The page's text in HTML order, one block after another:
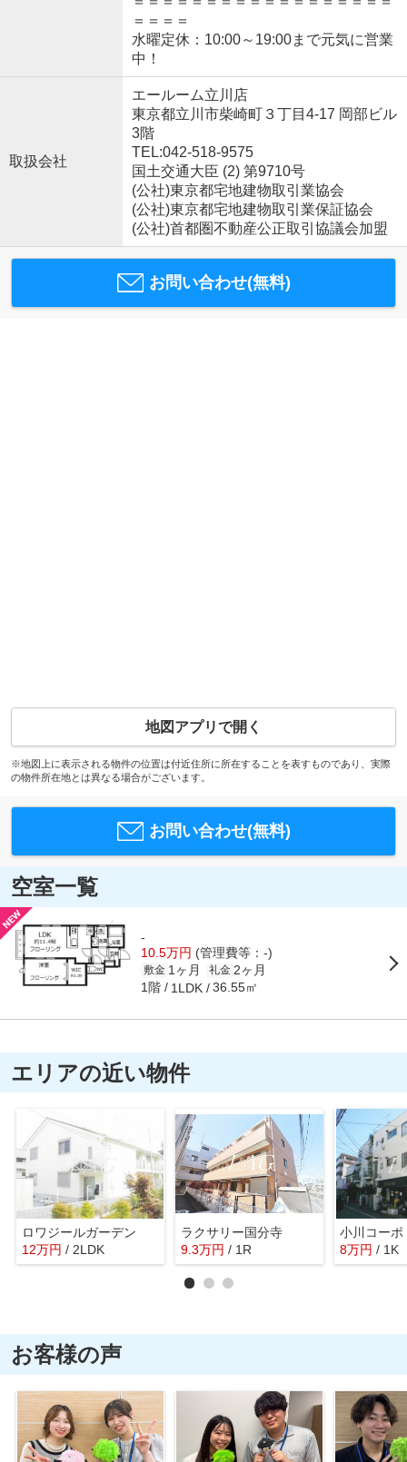
＝＝＝＝
水曜定休：10:00～19:00まで元気に営業
中！
取扱会社
エールーム立川店
東京都立川市柴崎町３丁目4-17 岡部ビル
3階
TEL:042-518-9575
国土交通大臣 (2) 第9710号
(公社)東京都宅地建物取引業協会
(公社)東京都宅地建物取引業保証協会
(公社)首都圏不動産公正取引協議会加盟
お問い合わせ(無料)
地図アプリで開く
※地図上に表示される物件の位置は付近住所に所在することを表すものであり、実際
の物件所在地とは異なる場合がございます。
お問い合わせ(無料)
空室一覧
-
10.5万円 (管理費等：-)
敷金 1ヶ月 礼金 2ヶ月
1階 1LDK 36.55㎡
エリアの近い物件
ロワジールガーデン
12万円 / 2LDK
ラクサリー国分寺
9.3万円 / 1R
小川コーポ
8万円 / 1K
お客様の声